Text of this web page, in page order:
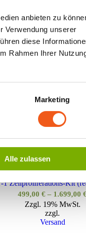
anbieten zu
Verwendung unserer
diese
Rahmen Ihrer
Marketing
Alle zulassen
Sie sind hier:
Humanes
99,00€ –249,00
Zzgl. 19% MwSt.
zzgl.
Versand
1 Zellproliferations-Kit
499,00€ – 1.699,00
Zzgl. 19% MwSt.
zzgl.
Versand